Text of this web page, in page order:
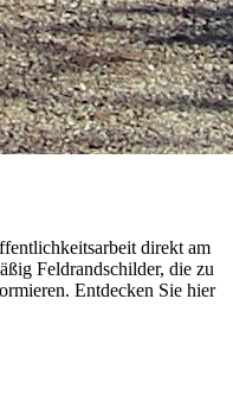
direkt am
Feldrandschilder, die zu
Entdecken Sie hier